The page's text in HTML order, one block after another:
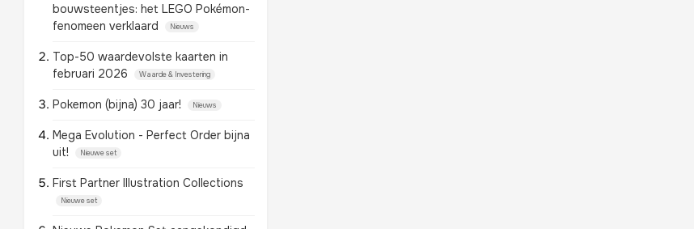
bouwsteentjes: het LEGO Pokémon-
fenomeen verklaard
Nieuws
Top-50 waardevolste kaarten in
februari 2026
Waarde & Investering
Pokemon (bijna) 30 jaar! Nieuws
Mega Evolution - Perfect Order bijna
uit!
Nieuwe set
First Partner Illustration Collections
Nieuwe set